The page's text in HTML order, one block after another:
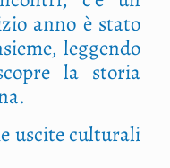
anno è stato
leggendo
la storia
uscite culturali